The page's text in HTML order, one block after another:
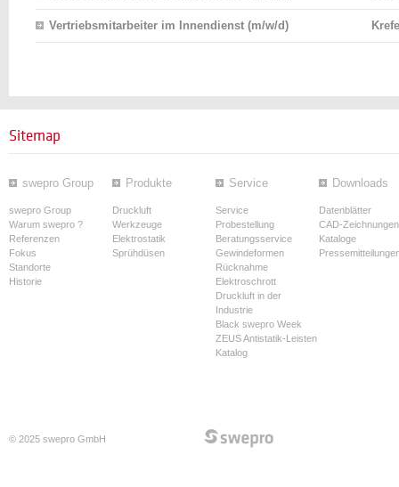
Vertriebsmitarbeiter im Innendienst (m/w/d)
Sitemap
swepro Group
swepro Group
Warum swepro ?
Referenzen
Fokus
Standorte
Historie
Produkte
Druckluft
Werkzeuge
Elektrostatik
Sprühdüsen
Service
Service
Probestellung
Beratungsservice
Gewindeformen
Rücknahme
Elektroschrott
Druckluft in der
Industrie
Black swepro Week
ZEUS Antistatik-Leisten
Katalog
Downloads
Datenblätter
CAD-Zeichnungen
Kataloge
© 2025 swepro GmbH